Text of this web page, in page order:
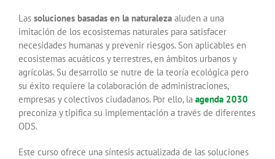
Las soluciones basadas en la naturaleza aluden a una
imitación de los ecosistemas naturales para satisfacer
necesidades humanas y prevenir riesgos. Son aplicables en
ecosistemas acuáticos y terrestres, en ámbitos urbanos y
agrícolas. Su desarrollo se nutre de la teoría ecológica pero
su éxito requiere la colaboración de administraciones,
empresas y colectivos ciudadanos. Por ello, la agenda 2030
preconiza y tipifica su implementación a través de diferentes
ODS.
Este curso ofrece una síntesis actualizada de las soluciones